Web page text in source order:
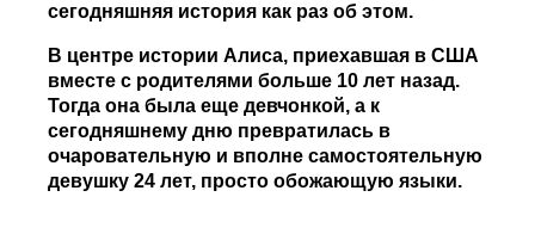
сегодняшняя история как раз об этом.
В центре истории Алиса, приехавшая в США
вместе с родителями больше 10 лет назад.
Тогда она была еще девчонкой, а к
сегодняшнему дню превратилась в
очаровательную и вполне самостоятельную
девушку 24 лет, просто обожающую языки.